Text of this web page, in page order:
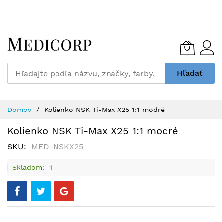
to
Content
Hľadať
Domov Kolienko NSK Ti-Max X25 1:1 modré
Kolienko NSK Ti-Max X25 1:1 modré
SKU MED-NSKX25
Skladom 1